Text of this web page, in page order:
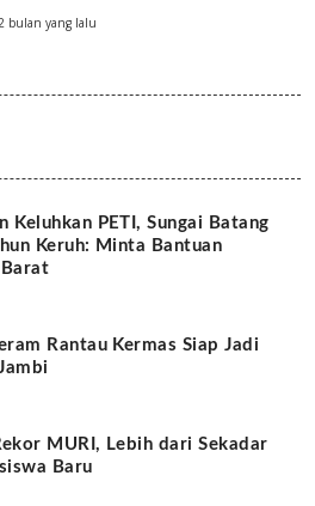
2 bulan yang lalu
Keluhkan PETI, Sungai Batang
Keruh: Minta Bantuan
Rantau Kermas Siap Jadi
MURI, Lebih dari Sekadar
Baru